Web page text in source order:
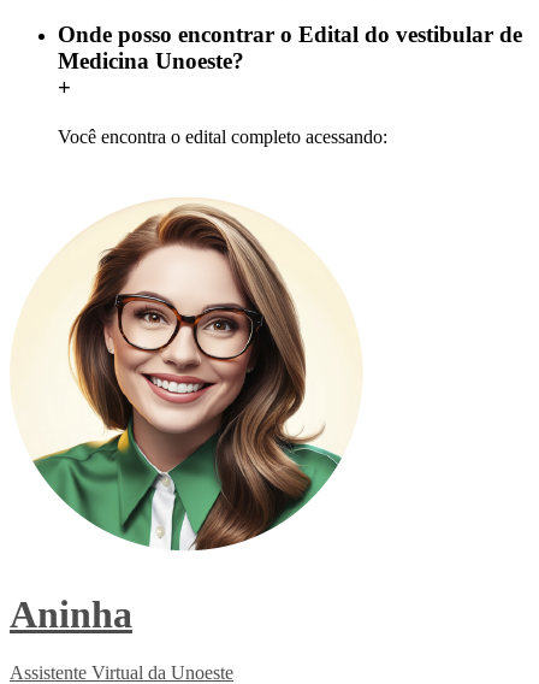
Onde posso encontrar o Edital do vestibular de
Medicina Unoeste?
+
Você encontra o edital completo acessando:
Aninha
Assistente Virtual da Unoeste